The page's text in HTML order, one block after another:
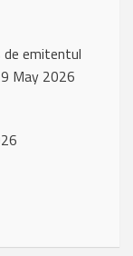
de emitentul
May 2026